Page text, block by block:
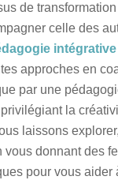
de
celle des
intégrative
approches en
par une
la
laissons
vous donnant des
pour vous aider